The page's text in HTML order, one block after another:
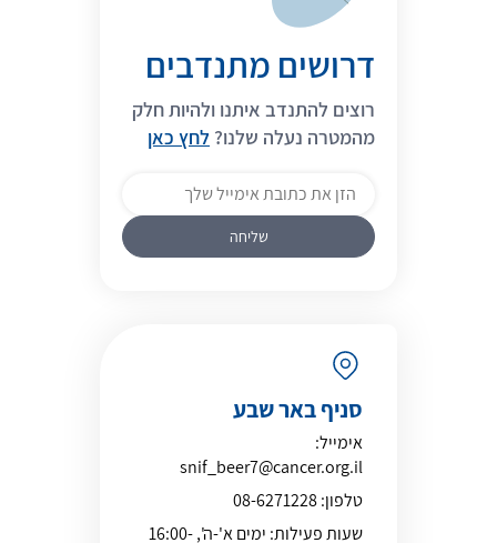
דרושים מתנדבים
רוצים להתנדב איתנו ולהיות חלק
מהמטרה נעלה שלנו? לחץ כאן
סניף באר שבע
אימייל:
snif_beer7@cancer.org.il
טלפון:08-6271228
שעות פעילות:
ימים א'-ה', 16:00-